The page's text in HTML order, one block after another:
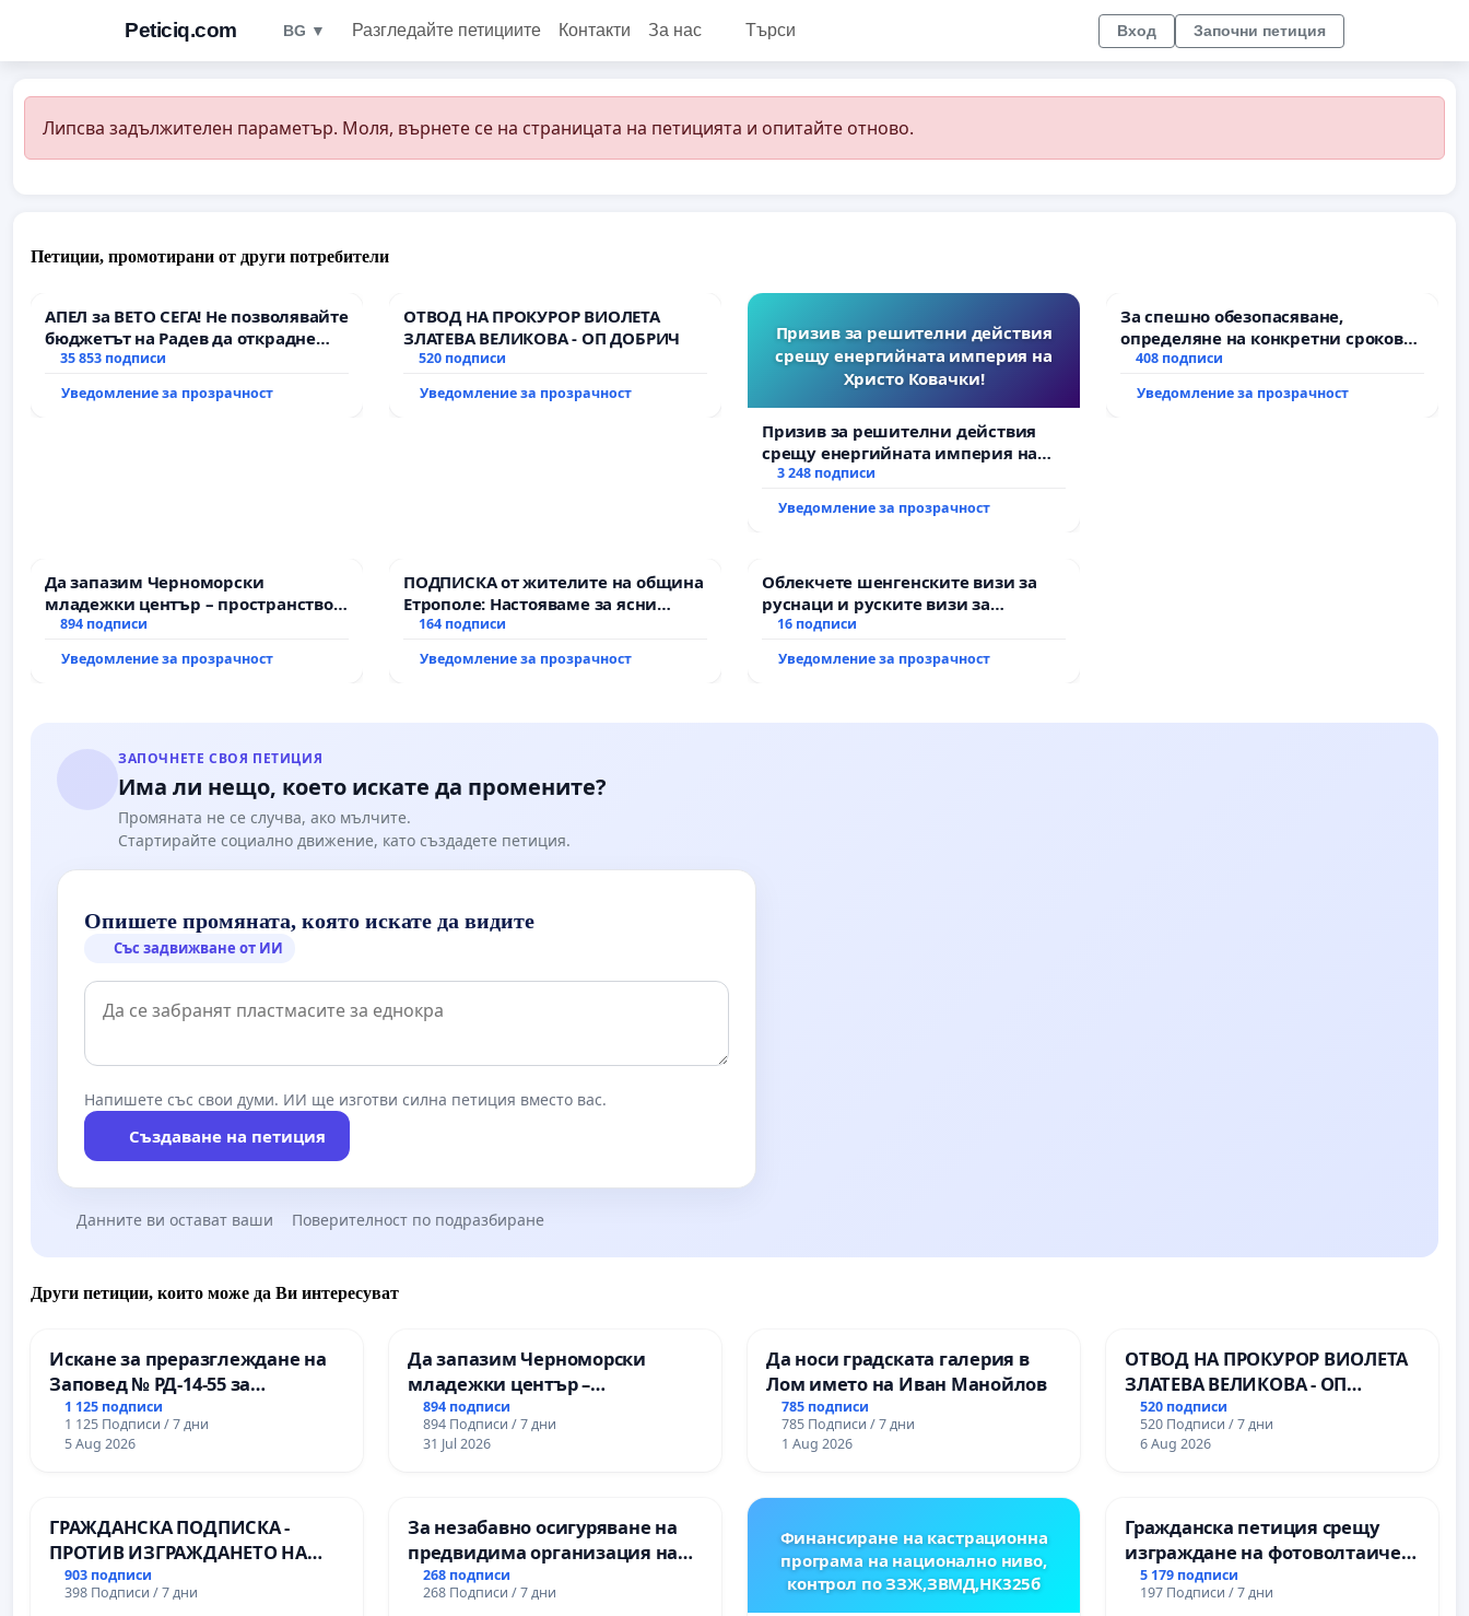
Peticiq.com BG ▼ Разгледайте петициите Контакти За нас Търси Вход Започни петиция
Липсва задължителен параметър. Моля, върнете се на страницата на петицията и опитайте отново.
Петиции, промотирани от други потребители
АПЕЛ за ВЕТО СЕГА! Не позволявайте
бюджетът на Радев да открадне
парите и правата ни в тъмното
35 853 подписи
Уведомление за прозрачност
ОТВОД НА ПРОКУРОР ВИОЛЕТА
ЗЛАТЕВА ВЕЛИКОВА - ОП ДОБРИЧ
520 подписи
Уведомление за прозрачност
Призив за решителни действия
срещу енергийната империя на
Христо Ковачки!
Призив за решителни действия
срещу енергийната империя на
Христо Ковачки!
3 248 подписи
Уведомление за прозрачност
За спешно обезопасяване,
определяне на конкретни срокове
и извършване на цялостна
републиканския път между пътен
408 подписи
Уведомление за прозрачност
Да запазим Черноморски
младежки център – пространство
за младите на Варна
894 подписи
Уведомление за прозрачност
ПОДПИСКА от жителите на община
Етрополе: Настояваме за ясни
гаранции от “Елаците-МЕД” АД и от
всички екологични норми!
164 подписи
Уведомление за прозрачност
Облекчете шенгенските визи за
руснаци и руските визи за
българи
16 подписи
Уведомление за прозрачност
ЗАПОЧНЕТЕ СВОЯ ПЕТИЦИЯ
Има ли нещо, което искате да промените?
Промяната не се случва, ако мълчите.
Стартирайте социално движение, като създадете петиция.
Опишете промяната, която искате да видите
Със задвижване от ИИ
Напишете със свои думи. ИИ ще изготви силна петиция вместо вас.
Създаване на петиция
Данните ви остават ваши Поверителност по подразбиране
Други петиции, които може да Ви интересуват
Искане за преразглеждане на
Заповед № РД-14-55 за
вливането на
Професионалната гимназия по
промишлени технологии в
Пазарджик
1 125 подписи
1 125 Подписи / 7 дни
5 Aug 2026
Да запазим Черноморски
младежки център –
пространство за младите на
Варна
894 подписи
894 Подписи / 7 дни
31 Jul 2026
Да носи градската галерия в
Лом името на Иван Манойлов
785 подписи
785 Подписи / 7 дни
1 Aug 2026
ОТВОД НА ПРОКУРОР ВИОЛЕТА
ЗЛАТЕВА ВЕЛИКОВА - ОП
ДОБРИЧ
520 подписи
520 Подписи / 7 дни
6 Aug 2026
ГРАЖДАНСКА ПОДПИСКА -
ПРОТИВ ИЗГРАЖДАНЕТО НА
ВЪЖЕНА ЛИНИЯ (ЛИФТ) НА
ТЕРИТОРИЯТА НА ПРИРОДНА
903 подписи
398 Подписи / 7 дни
За незабавно осигуряване на
предвидима организация на
учебния процес и гарантиране
на правото на равнопоставено
268 подписи
268 Подписи / 7 дни
Финансиране на кастрационна
програма на национално ниво,
контрол по ЗЗЖ,ЗВМД,НК325б
Гражданска петиция срещу
изграждане на фотоволтаичен
парк в с.Прибой, общ. Радомир
5 179 подписи
197 Подписи / 7 дни